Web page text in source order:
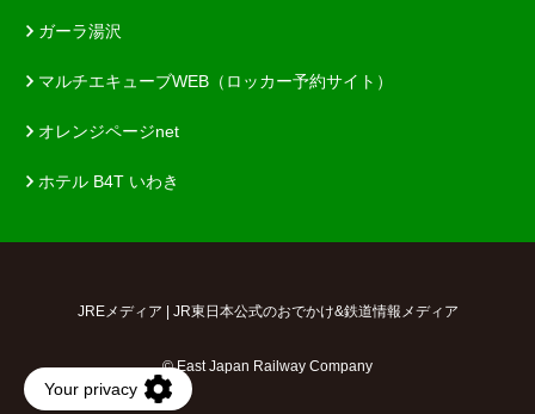
ガーラ湯沢
マルチエキューブWEB（ロッカー予約サイト）
オレンジページnet
ホテル B4T いわき
JREメディア | JR東日本公式のおでかけ&鉄道情報メディア
© East Japan Railway Company